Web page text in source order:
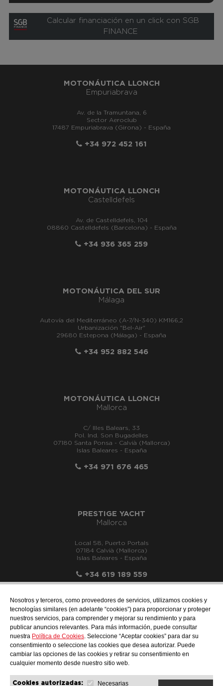
Calcular financiación en un click con SGB
FINANCE
Nosotros y terceros, como proveedores de servicios, utilizamos cookies y
tecnologías similares (en adelante “cookies”) para proporcionar y proteger
nuestros servicios, para comprender y mejorar su rendimiento y para
publicar anuncios relevantes. Para más información, puede consultar
nuestra Política de Cookies. Seleccione “Aceptar cookies” para dar su
consentimiento o seleccione las cookies que desea autorizar. Puede
cambiar las opciones de las cookies y retirar su consentimiento en
cualquier momento desde nuestro sitio web.
Cookies autorizadas:
Necesarias
MOTONÁUTICA LLONCH
Empuriabrava
Av. de la Tramuntana, 6
Sector Aeroclub
17487 Empuriabrava (Girona) - España
+34 972 452 161
MOTONÁUTICA LLONCH
Castelldefels
Av. de Castelldefels, 104
08860 Castelldefels (Barcelona) - España
+34 936 365 259
MOTONÁUTICA DEL SUR
Málaga
Autovía del Mediterráneo (A-7/N-340) KM166,2
Urbanización "Bel-Air"
29680 Estepona (Málaga) - España
+34 952 882 546
MOTONÁUTICA LLONCH
Mallorca
C/ Illes Balears, 33
Pol. Ind. Son Bugadelles
07180 Santa Ponsa - Calvià (Mallorca)
Islas Baleares - España
+34 971 676 465
PRESTIGE YACHT
Mallorca
Local 58, Puerto Portals
07184 Calvià (Mallorca)
Islas Baleares - España
+34 619 189 559
info@motonauticallonch.com